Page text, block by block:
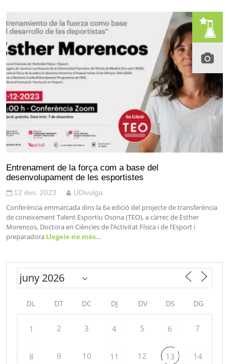
Entrenament de la força com a base del
desenvolupament de les esportistes
12 des. 2023 UDivulga
Conferència emmarcada dins la 6a edició del projecte de transferència
de coneixement Talent Esportiu Osona (TEO), a càrrec de Esther
Morencos, Doctora en Ciències de l’Activitat Física i de l’Esport i
preparadora Llegeix-ne més…
DL DT DC DJ DV DS DG
1 2 3 4 5 6 7
8 9 10 11 12 13 14